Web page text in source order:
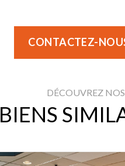
CONTACTEZ-
DÉCOUVREZ NOS
BIENS